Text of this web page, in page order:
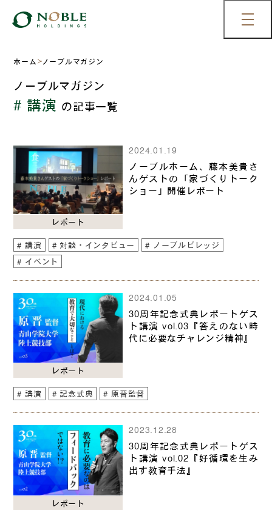
ホーム ノーブルマガジン
ノーブルマガジン
# 講演 の記事一覧
レポート
2024.01.19
ノーブルホーム、藤本美貴さ
んゲストの「家づくりトーク
ショー」開催レポート
講演 対談・インタビュー
ノーブルビレッジ
イベント
レポート
2024.01.05
30周年記念式典レポートゲス
ト講演 vol.03『答えのない時
代に必要なチャレンジ精神』
講演 記念式典 原晋監督
レポート
2023.12.28
30周年記念式典レポートゲス
ト講演 vol.02『好循環を生み
出す教育手法』